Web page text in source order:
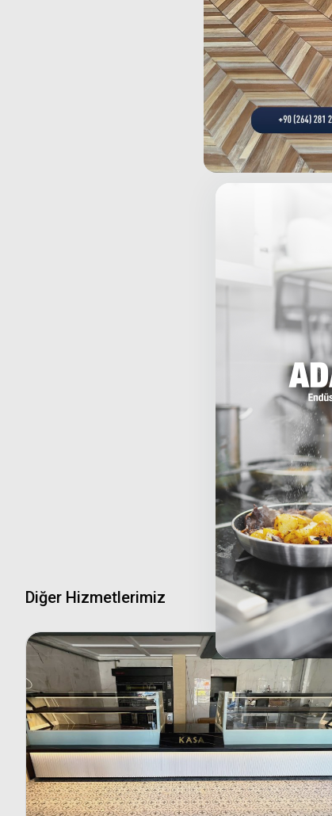
Endüstriyel mutfak
depolama çözümleri
ihtiyaçlarını
için Beyti Kebap
Diğer Hizmetlerimiz